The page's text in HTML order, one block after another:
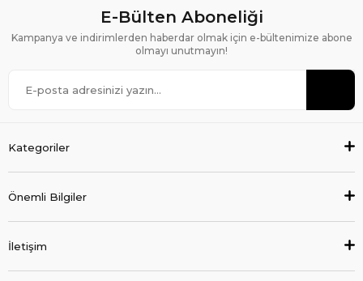
E-Bülten Aboneliği
Kampanya ve indirimlerden haberdar olmak için e-bültenimize abone
olmayı unutmayın!
Kategoriler
Önemli Bilgiler
İletişim